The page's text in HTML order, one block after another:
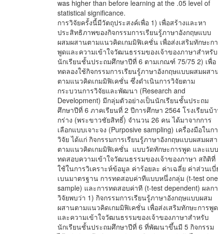
was higher than before learning at the .05 level of
statistical significance.
การวิจัยครั้งนี้มีวัตถุประสงค์เพื่อ 1) เพื่อสร้างและหา
ประสิทธิภาพของกิจกรรมการเรียนรู้ภาษาอังกฤษแบบ
ผสมผสานตามแนวคิดเกมมิฟิเคชั่น เพื่อส่งเสริมทักษะก
พูดและความเข้าใจวัฒนธรรมของเจ้าของภาษาสำหรับ
นักเรียนชั้นประถมศึกษาปีที่ 6 ตามเกณฑ์ 75/75 2) เพื่อ
ทดลองใช้กิจกรรมการเรียนรู้ภาษาอังกฤษแบบผสมผสา
ตามแนวคิดเกมมิฟิเคชั่น ซึ่งดำเนินการวิจัยตาม
กระบวนการวิจัยและพัฒนา (Research and
Development) มีกลุ่มตัวอย่างเป็นนักเรียนชั้นประถม
ศึกษาปีที่ 6 ภาคเรียนที่ 2 ปีการศึกษา 2564 โรงเรียนบ้
กร่าง (พระขาวชัยสิทธิ์) จำนวน 26 คน ได้มาจากการ
เลือกแบบเจาะจง (Purposive sampling) เครื่องมือในก
วิจัย ได้แก่ กิจกรรมการเรียนรู้ภาษาอังกฤษแบบผสมผส
ตามแนวคิดเกมมิฟิเคชั่น แบบวัดทักษะการพูด และแบบ
ทดสอบความเข้าใจวัฒนธรรมของเจ้าของภาษา สถิติที่
ใช้ในการวิเคราะห์ข้อมูล ค่าร้อยละ ค่าเฉลี่ย ค่าส่วนเบี่
เบนมาตรฐาน การทดสอบค่าทีแบบหนึ่งกลุ่ม (t-test one
sample) และการทดสอบค่าที (t-test dependent) ผลก
วิจัยพบว่า 1) กิจกรรมการเรียนรู้ภาษาอังกฤษแบบผสม
ผสานตามแนวคิดเกมมิฟิเคชั่น เพื่อส่งเสริมทักษะการพูด
และความเข้าใจวัฒนธรรมของเจ้าของภาษาสำหรับ
นักเรียนชั้นประถมศึกษาปีที่ 6 ที่พัฒนาขึ้นมี 5 กิจกรรม